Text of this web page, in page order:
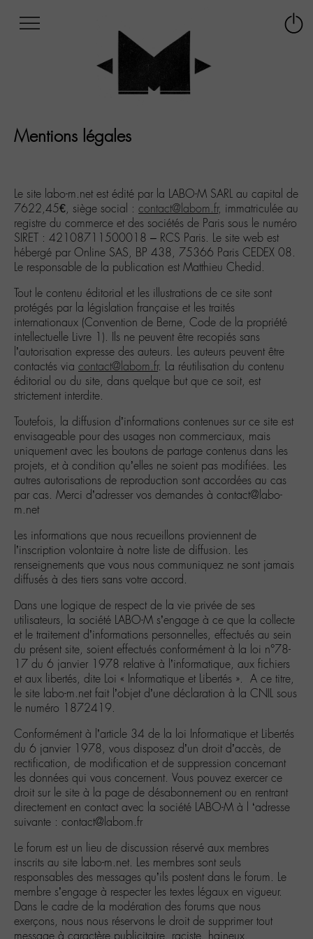
au
la
recherche
Mentions légales
Le site labo-m.net est édité par la LABO-M SARL au capital de
7622,45€, siège social : contact@labom.fr, immatriculée au
registre du commerce et des sociétés de Paris sous le numéro
SIRET : 42108711500018 – RCS Paris. Le site web est
hébergé par Online SAS, BP 438, 75366 Paris CEDEX 08.
Le responsable de la publication est Matthieu Chedid.
Tout le contenu éditorial et les illustrations de ce site sont
protégés par la législation française et les traités
internationaux (Convention de Berne, Code de la propriété
intellectuelle Livre 1). Ils ne peuvent être recopiés sans
l’autorisation expresse des auteurs. Les auteurs peuvent être
contactés via contact@labom.fr. La réutilisation du contenu
éditorial ou du site, dans quelque but que ce soit, est
strictement interdite.
Toutefois, la diffusion d’informations contenues sur ce site est
envisageable pour des usages non commerciaux, mais
uniquement avec les boutons de partage contenus dans les
projets, et à condition qu’elles ne soient pas modifiées. Les
autres autorisations de reproduction sont accordées au cas
par cas. Merci d’adresser vos demandes à contact@labo-
m.net
Les informations que nous recueillons proviennent de
l’inscription volontaire à notre liste de diffusion. Les
renseignements que vous nous communiquez ne sont jamais
diffusés à des tiers sans votre accord.
Dans une logique de respect de la vie privée de ses
utilisateurs, la société LABO-M s’engage à ce que la collecte
et le traitement d’informations personnelles, effectués au sein
du présent site, soient effectués conformément à la loi n°78-
17 du 6 janvier 1978 relative à l’informatique, aux fichiers
et aux libertés, dite Loi « Informatique et Libertés ». A ce titre,
le site labo-m.net fait l’objet d’une déclaration à la CNIL sous
le numéro 1872419.
Conformément à l’article 34 de la loi Informatique et Libertés
du 6 janvier 1978, vous disposez d’un droit d’accès, de
rectification, de modification et de suppression concernant
les données qui vous concernent. Vous pouvez exercer ce
droit sur le site à la page de désabonnement ou en rentrant
directement en contact avec la société LABO-M à l ‘adresse
suivante : contact@labom.fr
Le forum est un lieu de discussion réservé aux membres
inscrits au site labo-m.net. Les membres sont seuls
responsables des messages qu’ils postent dans le forum. Le
membre s’engage à respecter les textes légaux en vigueur.
Dans le cadre de la modération des forums que nous
exerçons, nous nous réservons le droit de supprimer tout
message à caractère publicitaire, raciste, haineux,